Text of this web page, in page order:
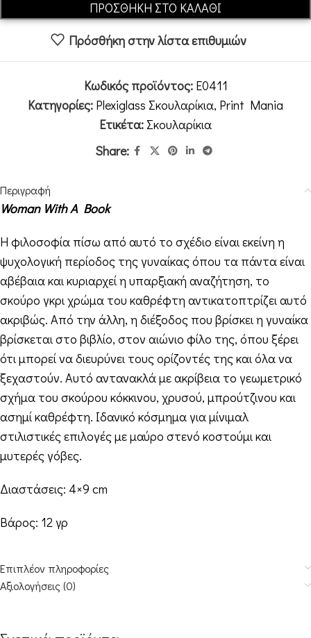
ΠΡΟΣΘΉΚΗ ΣΤΟ ΚΑΛΆΘΙ
Πρόσθήκη στην λίστα επιθυμιών
Κωδικός προϊόντος: E0411
Κατηγορίες: Plexiglass Σκουλαρίκια, Print Mania
Ετικέτα: Σκουλαρίκια
Share:
Περιγραφή
Woman With A Book
Η φιλοσοφία πίσω από αυτό το σχέδιο είναι εκείνη η
ψυχολογική περίοδος της γυναίκας όπου τα πάντα είναι
αβέβαια και κυριαρχεί η υπαρξιακή αναζήτηση, το
σκούρο γκρι χρώμα του καθρέφτη αντικατοπτρίζει αυτό
ακριβώς. Από την άλλη, η διέξοδος που βρίσκει η γυναίκα
βρίσκεται στο βιβλίο, στον αιώνιο φίλο της, όπου ξέρει
ότι μπορεί να διευρύνει τους ορίζοντές της και όλα να
ξεχαστούν. Αυτό αντανακλά με ακρίβεια το γεωμετρικό
σχήμα του σκούρου κόκκινου, χρυσού, μπρούτζινου και
ασημί καθρέφτη. Ιδανικό κόσμημα για μίνιμαλ
στιλιστικές επιλογές με μαύρο στενό κοστούμι και
μυτερές γόβες.
Διαστάσεις: 4×9 cm
Βάρος: 12 γρ
Επιπλέον πληροφορίες
Αξιολογήσεις (0)